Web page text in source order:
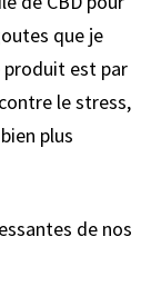
que je
produit est par
le stress,
plus
de nos